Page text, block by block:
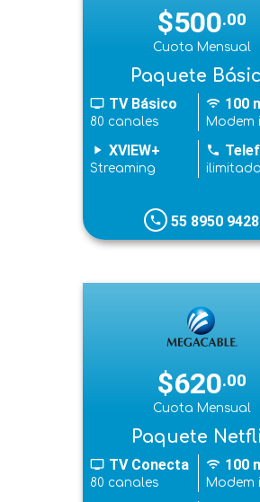
$500.00
Cuota Mensual
Paquete
tv TV Básico
80 canales
wifi 100
Modem
play_arrow XVIEW+
Streaming
phone
ilimitado
phone 55 8950 9428
$620.00
Cuota Mensual
Paquete
tv TV Conecta
80 canales
wifi 100
Modem